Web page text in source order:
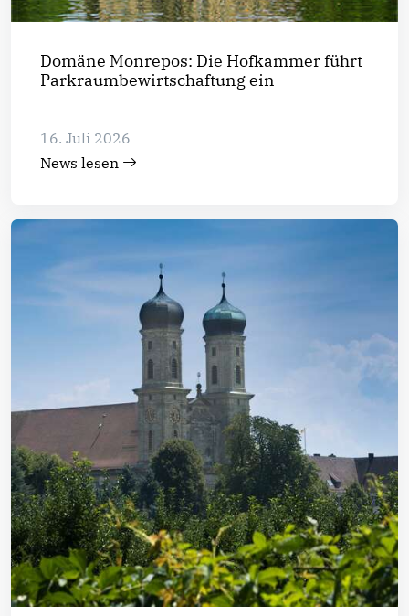
Domäne Monrepos: Die Hofkammer führt
Parkraumbewirtschaftung ein
16. Juli 2026
News lesen